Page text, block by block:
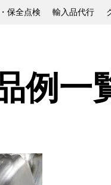
保全点検 輸入品代行
例一